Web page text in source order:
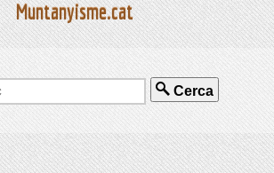
Muntanyisme.cat
Cerca